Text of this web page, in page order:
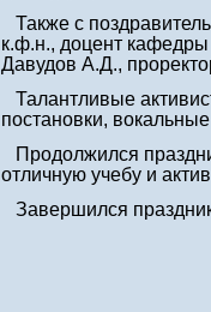
Также с
к.ф.н., доцент
Давудов А.Д.,
Талантливые
постановки,
Продолжился
отличную учебу и
Завершился